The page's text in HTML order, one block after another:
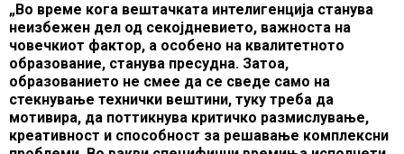
„Во време кога вештачката интелигенција станува
неизбежен дел од секојдневието, важноста на
човечкиот фактор, а особено на квалитетното
образование, станува пресудна. Затоа,
образованието не смее да се сведе само на
стекнување технички вештини, туку треба да
мотивира, да поттикнува критичко размислување,
креативност и способност за решавање комплексни